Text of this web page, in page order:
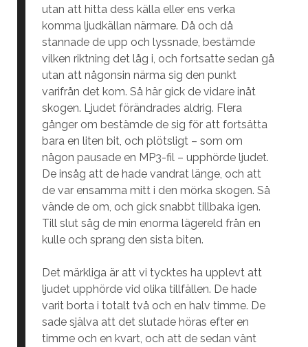
utan att hitta dess källa eller ens verka
komma ljudkällan närmare. Då och då
stannade de upp och lyssnade, bestämde
vilken riktning det låg i, och fortsatte sedan gå
utan att någonsin närma sig den punkt
varifrån det kom. Så här gick de vidare inåt
skogen. Ljudet förändrades aldrig. Flera
gånger om bestämde de sig för att fortsätta
bara en liten bit, och plötsligt – som om
någon pausade en MP3-fil – upphörde ljudet.
De insåg att de hade vandrat länge, och att
de var ensamma mitt i den mörka skogen. Så
vände de om, och gick snabbt tillbaka igen.
Till slut såg de min enorma lägereld från en
kulle och sprang den sista biten.
Det märkliga är att vi tycktes ha upplevt att
ljudet upphörde vid olika tillfällen. De hade
varit borta i totalt två och en halv timme. De
sade själva att det slutade höras efter en
timme och en kvart, och att de sedan vänt